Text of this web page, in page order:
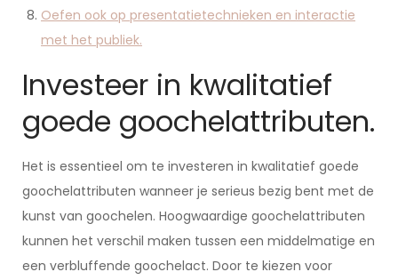
Oefen ook op presentatietechnieken en interactie
met het publiek.
Investeer in kwalitatief
goede goochelattributen.
Het is essentieel om te investeren in kwalitatief goede
goochelattributen wanneer je serieus bezig bent met de
kunst van goochelen. Hoogwaardige goochelattributen
kunnen het verschil maken tussen een middelmatige en
een verbluffende goochelact. Door te kiezen voor